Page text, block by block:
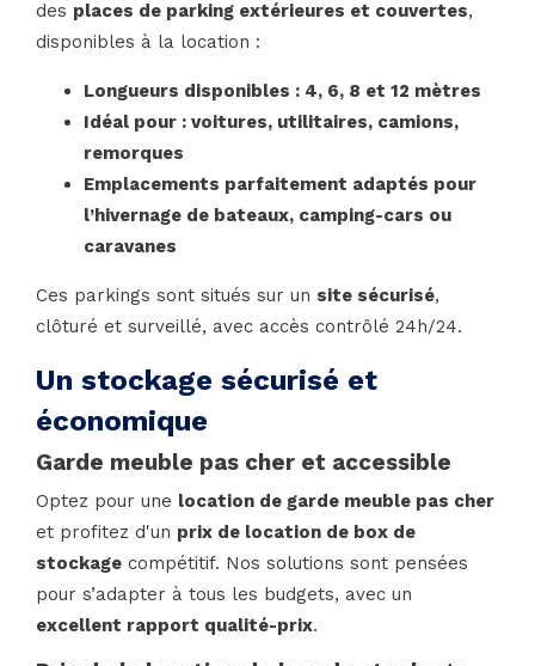
des places de parking extérieures et couvertes,
disponibles à la location :
Longueurs disponibles : 4, 6, 8 et 12 mètres
Idéal pour : voitures, utilitaires, camions,
remorques
Emplacements parfaitement adaptés pour
l’hivernage de bateaux, camping-cars ou
caravanes
Ces parkings sont situés sur un site sécurisé,
clôturé et surveillé, avec accès contrôlé 24h/24.
Un stockage sécurisé et
économique
Garde meuble pas cher et accessible
Optez pour une location de garde meuble pas cher
et profitez d'un prix de location de box de
stockage compétitif. Nos solutions sont pensées
pour s’adapter à tous les budgets, avec un
excellent rapport qualité-prix.